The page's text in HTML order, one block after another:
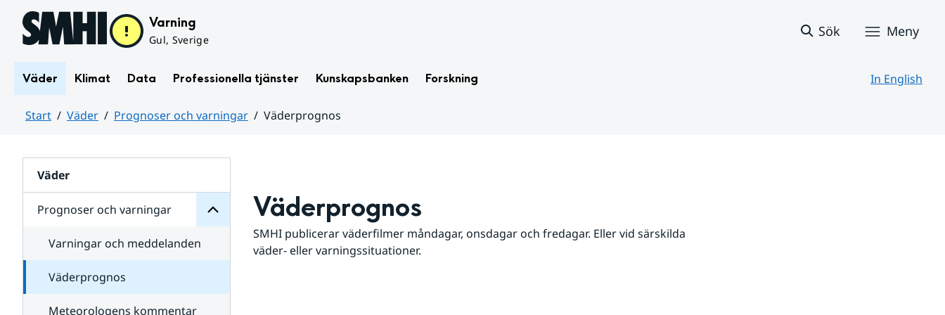
Hoppa till sidans innehåll Varning
Gul, Sverige
Sök Meny
Väder Klimat Data Professionella tjänster Kunskapsbanken Forskning In English
Start Väder Prognoser och varningar
Väderprognos
Väder
Prognoser och varningar
för
varningar
Varningar och meddelanden
Väderprognos
Meteorologens kommentar
Väderprognos
SMHI publicerar väderfilmer måndagar, onsdagar och fredagar. Eller vid särskilda
väder- eller varningssituationer.